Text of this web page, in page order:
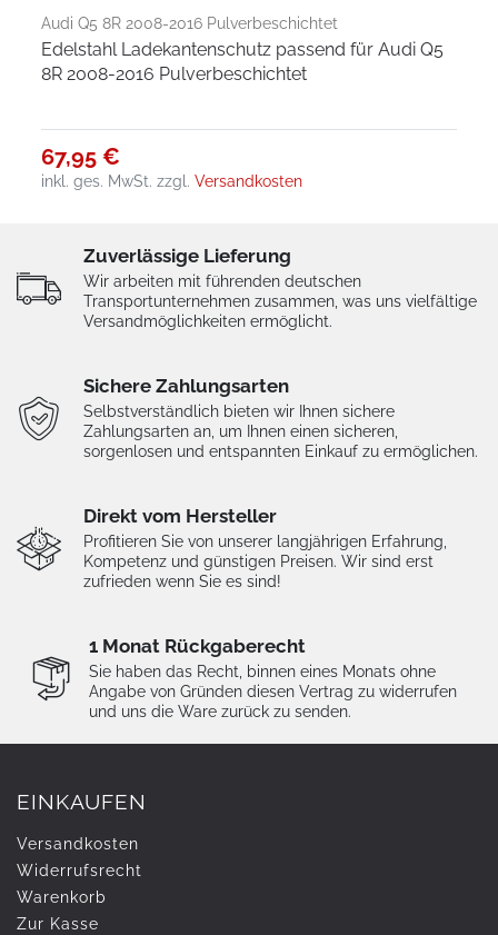
Audi Q5 8R 2008-2016 Pulverbeschichtet
Edelstahl Ladekantenschutz passend für Audi Q5
8R 2008-2016 Pulverbeschichtet
67,95 €
inkl. ges. MwSt. zzgl.Versandkosten
Zuverlässige Lieferung
Wir arbeiten mit führenden deutschen
Transportunternehmen zusammen, was uns vielfältige
Versandmöglichkeiten ermöglicht.
Sichere Zahlungsarten
Selbstverständlich bieten wir Ihnen sichere
Zahlungsarten an, um Ihnen einen sicheren,
sorgenlosen und entspannten Einkauf zu ermöglichen.
Direkt vom Hersteller
Profitieren Sie von unserer langjährigen Erfahrung,
Kompetenz und günstigen Preisen. Wir sind erst
zufrieden wenn Sie es sind!
1 Monat Rückgaberecht
Sie haben das Recht, binnen eines Monats ohne
Angabe von Gründen diesen Vertrag zu widerrufen
und uns die Ware zurück zu senden.
EINKAUFEN
Versandkosten
Widerrufs­recht
Warenkorb
Zur Kasse